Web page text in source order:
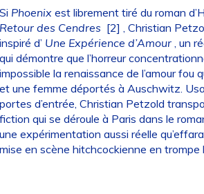
Phoenixest librement tiré du roman
des Cendres [2] , Christian
d’ Une Expérience d’Amour, un
démontre que l’horreur
la renaissance de l’amour fou
une femme déportés à Auschwitz.
d’entrée, Christian Petzold
qui se déroule à Paris dans le
expérimentation aussi réelle
en scène hitchcockienne en trompe